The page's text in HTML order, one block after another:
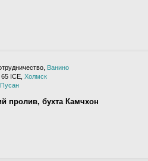
Ванино
ICE, Холмск
Пусан
пролив, бухта Камчхон